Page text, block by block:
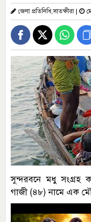
জেলা প্রতিনিধি,সাতক্ষীরা|
সুন্দরবনে মধু সংগ্রহ
গাজী (৪৮) নামে এক